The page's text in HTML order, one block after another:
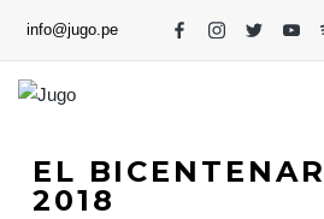
info@jugo.pe
EL
2018